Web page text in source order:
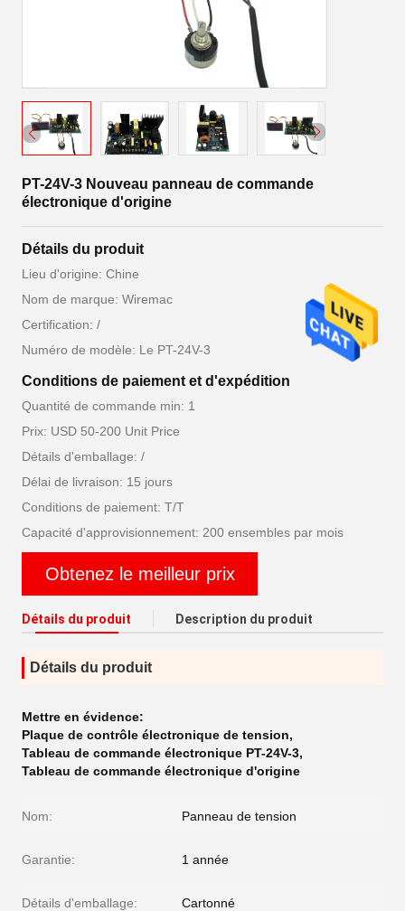
PT-24V-3 Nouveau panneau de commande
électronique d'origine
Détails du produit
Lieu d'origine: Chine
Nom de marque: Wiremac
Certification: /
Numéro de modèle: Le PT-24V-3
Conditions de paiement et d'expédition
Quantité de commande min: 1
Prix: USD 50-200 Unit Price
Détails d'emballage: /
Délai de livraison: 15 jours
Conditions de paiement: T/T
Capacité d'approvisionnement: 200 ensembles par mois
Obtenez le meilleur prix
Détails du produit Description du produit
Détails du produit
Mettre en évidence:
Plaque de contrôle électronique de tension,
Tableau de commande électronique PT-24V-3,
Tableau de commande électronique d'origine
Nom: Panneau de tension
Garantie: 1 année
Détails d'emballage: Cartonné